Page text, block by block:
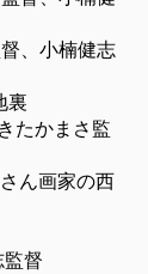
、小楠健志
裏
たかまさ監
ん画家の西
監督